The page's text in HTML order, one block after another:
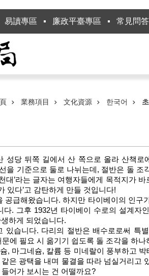
易讀專區 廉政平臺專區 常見問答
業務項目 文化資源 한국어
당 뒤쪽 길에서 산 쪽으로 올라 산책로
을 기준으로 둘로 나뉘는데, 절반은 돌 조
’라는 글자는 여행자들에게 목적지가
있다’고 감탄하게 만들 것입니다!
급해왔습니다. 하지만 타이베이의 인구
. 그후 1932년 타이베이 수로의 설계자
하게 되었습니다.
습니다. 다리의 절반은 배수로로써 특
에 필요 시 옮기기 쉽도록 돌 조각을 하나
, 마그네슘, 칼륨 등 미네랄이 풍부하고
은 광택을 내며 물결을 따라 넘실거리고
어가 보시는 건 어떨까요?